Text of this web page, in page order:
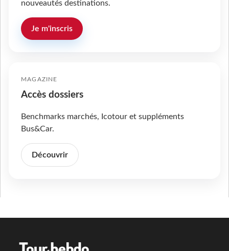
nouveautés destinations.
Je m'inscris
MAGAZINE
Accès dossiers
Benchmarks marchés, Icotour et suppléments
Bus&Car.
Découvrir